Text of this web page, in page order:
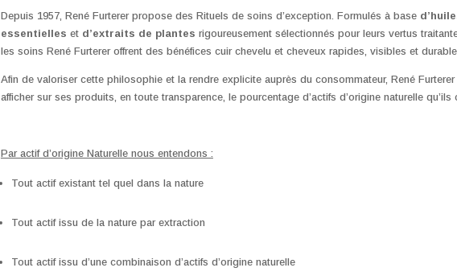
Depuis 1957, René Furterer propose des Rituels de soins d’exception. Formulés à base
essentielles et d’extraits de plantes rigoureusement sélectionnés pour leurs vertus
les soins René Furterer offrent des bénéfices cuir chevelu et cheveux rapides, visibles et
Afin de valoriser cette philosophie et la rendre explicite auprès du consommateur, René
afficher sur ses produits, en toute transparence, le pourcentage d’actifs d’origine naturelle qu’ils
Par actif d’origine Naturelle nous entendons :
Tout actif existant tel quel dans la nature
Tout actif issu de la nature par extraction
Tout actif issu d’une combinaison d’actifs d’origine naturelle